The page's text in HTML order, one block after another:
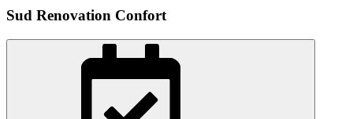
Sud Renovation Confort